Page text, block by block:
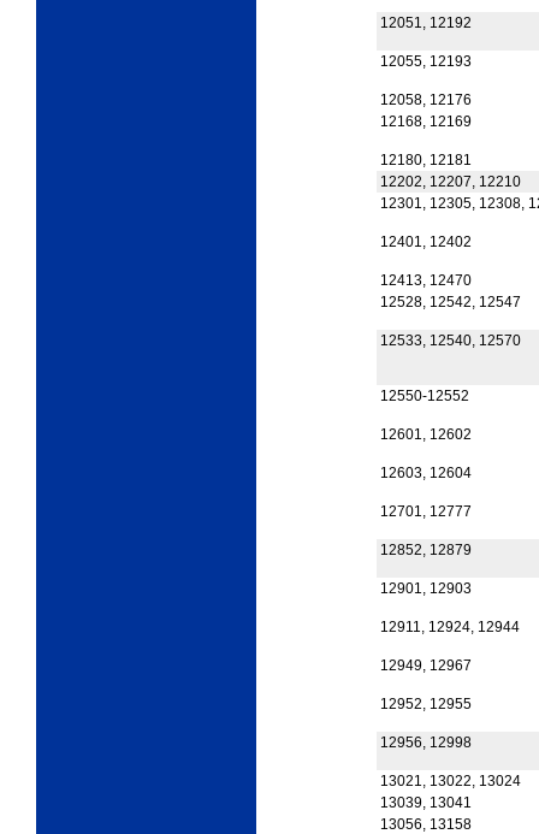
12051, 12192
12055, 12193
12058, 12176
12168, 12169
12180, 12181
12202, 12207, 12210
12301, 12305, 12308,
12401, 12402
12413, 12470
12528, 12542, 12547
12533, 12540, 12570
12550-12552
12601, 12602
12603, 12604
12701, 12777
12852, 12879
12901, 12903
12911, 12924, 12944
12949, 12967
12952, 12955
12956, 12998
13021, 13022, 13024
13039, 13041
13056, 13158